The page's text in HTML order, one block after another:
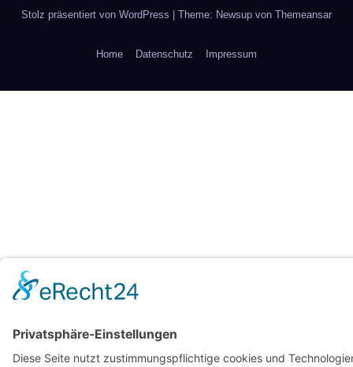
Stolz präsentiert von WordPress Theme: Newsup von Themeansar
Home Datenschutz Impressum